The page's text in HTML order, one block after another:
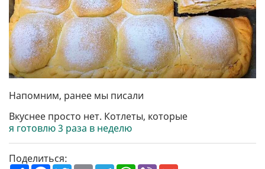
Напомним, ранее мы писали
Вкуснее просто нет. Котлеты, которые
я готовлю 3 раза в неделю
Поделиться: